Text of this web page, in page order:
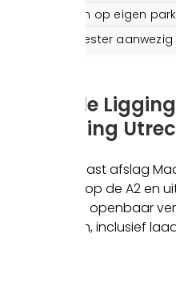
Parkeren op eigen
Huismeester aanwezig
Centrale Ligging
U-Building
Gelegen naast afslag
aansluiting op de A2 en
per auto en openbaar
eigen terrein, inclusief